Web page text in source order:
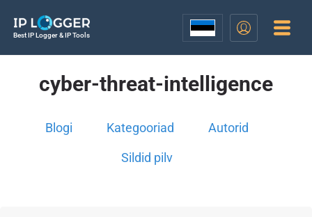
Best IP Logger & IP Tools
cyber-threat-intelligence
Blogi Kategooriad Autorid
Sildid pilv